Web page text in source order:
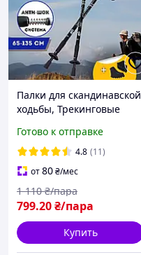
Палки для скандинавской
ходьбы, Трекинговые
Туристические палки
Hechpro черные 3924-2
Готово к отправке
4.8 (11)
от80₴/мес
799.20₴/пара
1 110 ₴/пара
Купить